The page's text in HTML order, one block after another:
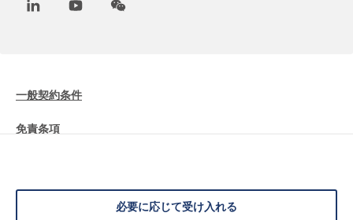
必要に応じて受け入れる
LinkedInYoutubeWeChat
一般契約条件
免責条項
データ保護